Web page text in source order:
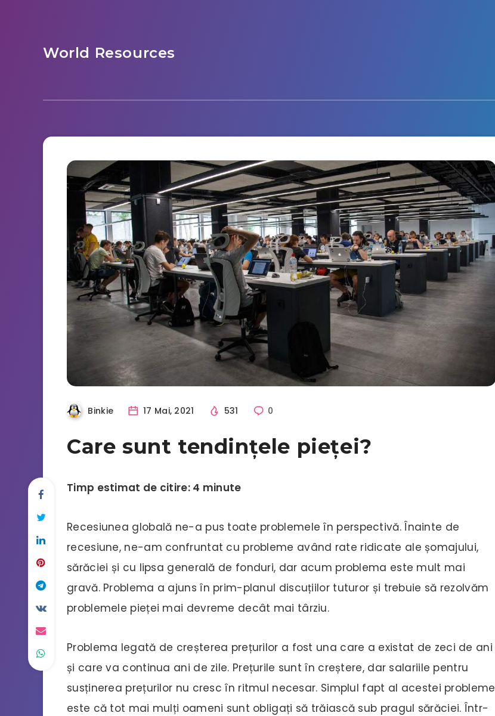
World Resources
Binkie 17 Mai, 2021 531 0
Care sunt tendințele pieței?
Timp estimat de citire: 4 minute
Recesiunea globală ne-a pus toate problemele în perspectivă. Înainte de
recesiune, ne-am confruntat cu probleme având rate ridicate ale șomajului,
sărăciei și cu lipsa generală de fonduri, dar acum problema este mult mai
gravă. Problema a ajuns în prim-planul discuțiilor tuturor și trebuie să rezolvăm
problemele pieței mai devreme decât mai târziu.
Problema legată de creșterea prețurilor a fost una care a existat de zeci de ani
și care va continua ani de zile. Prețurile sunt în creștere, dar salariile pentru
susținerea prețurilor nu cresc în ritmul necesar. Simplul fapt al acestei probleme
este că tot mai mulți oameni sunt obligați să trăiască sub pragul sărăciei. Într-